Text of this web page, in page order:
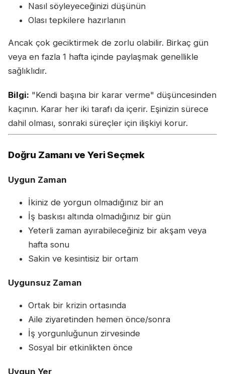
Nasıl söyleyeceğinizi düşünün
Olası tepkilere hazırlanın
Ancak çok geciktirmek de zorlu olabilir. Birkaç gün
veya en fazla 1 hafta içinde paylaşmak genellikle
sağlıklıdır.
Bilgi: "Kendi başına bir karar verme" düşüncesinden
kaçının. Karar her iki tarafı da içerir. Eşinizin sürece
dahil olması, sonraki süreçler için ilişkiyi korur.
Doğru Zamanı ve Yeri Seçmek
Uygun Zaman
İkiniz de yorgun olmadığınız bir an
İş baskısı altında olmadığınız bir gün
Yeterli zaman ayırabileceğiniz bir akşam veya
hafta sonu
Sakin ve kesintisiz bir ortam
Uygunsuz Zaman
Ortak bir krizin ortasında
Aile ziyaretinden hemen önce/sonra
İş yorgunluğunun zirvesinde
Sosyal bir etkinlikten önce
Uygun Yer